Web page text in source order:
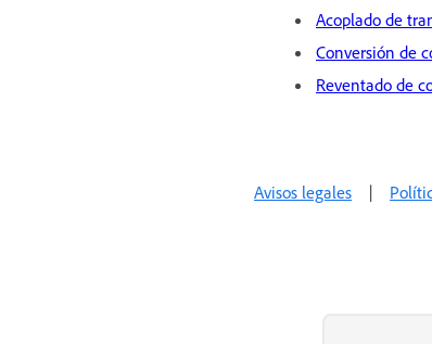
Acoplado de
Conversión de
Reventado de
Avisos legales |